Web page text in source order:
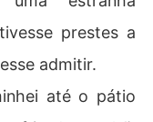
prestes a
admitir.
até o pátio